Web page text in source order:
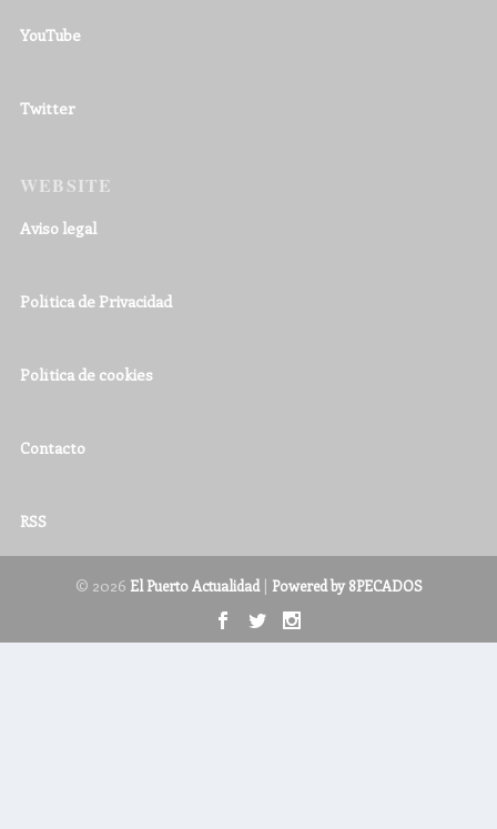
YouTube
Twitter
WEBSITE
Aviso legal
Política de Privacidad
Política de cookies
Contacto
RSS
© 2026 El Puerto Actualidad| Powered by 8PECADOS